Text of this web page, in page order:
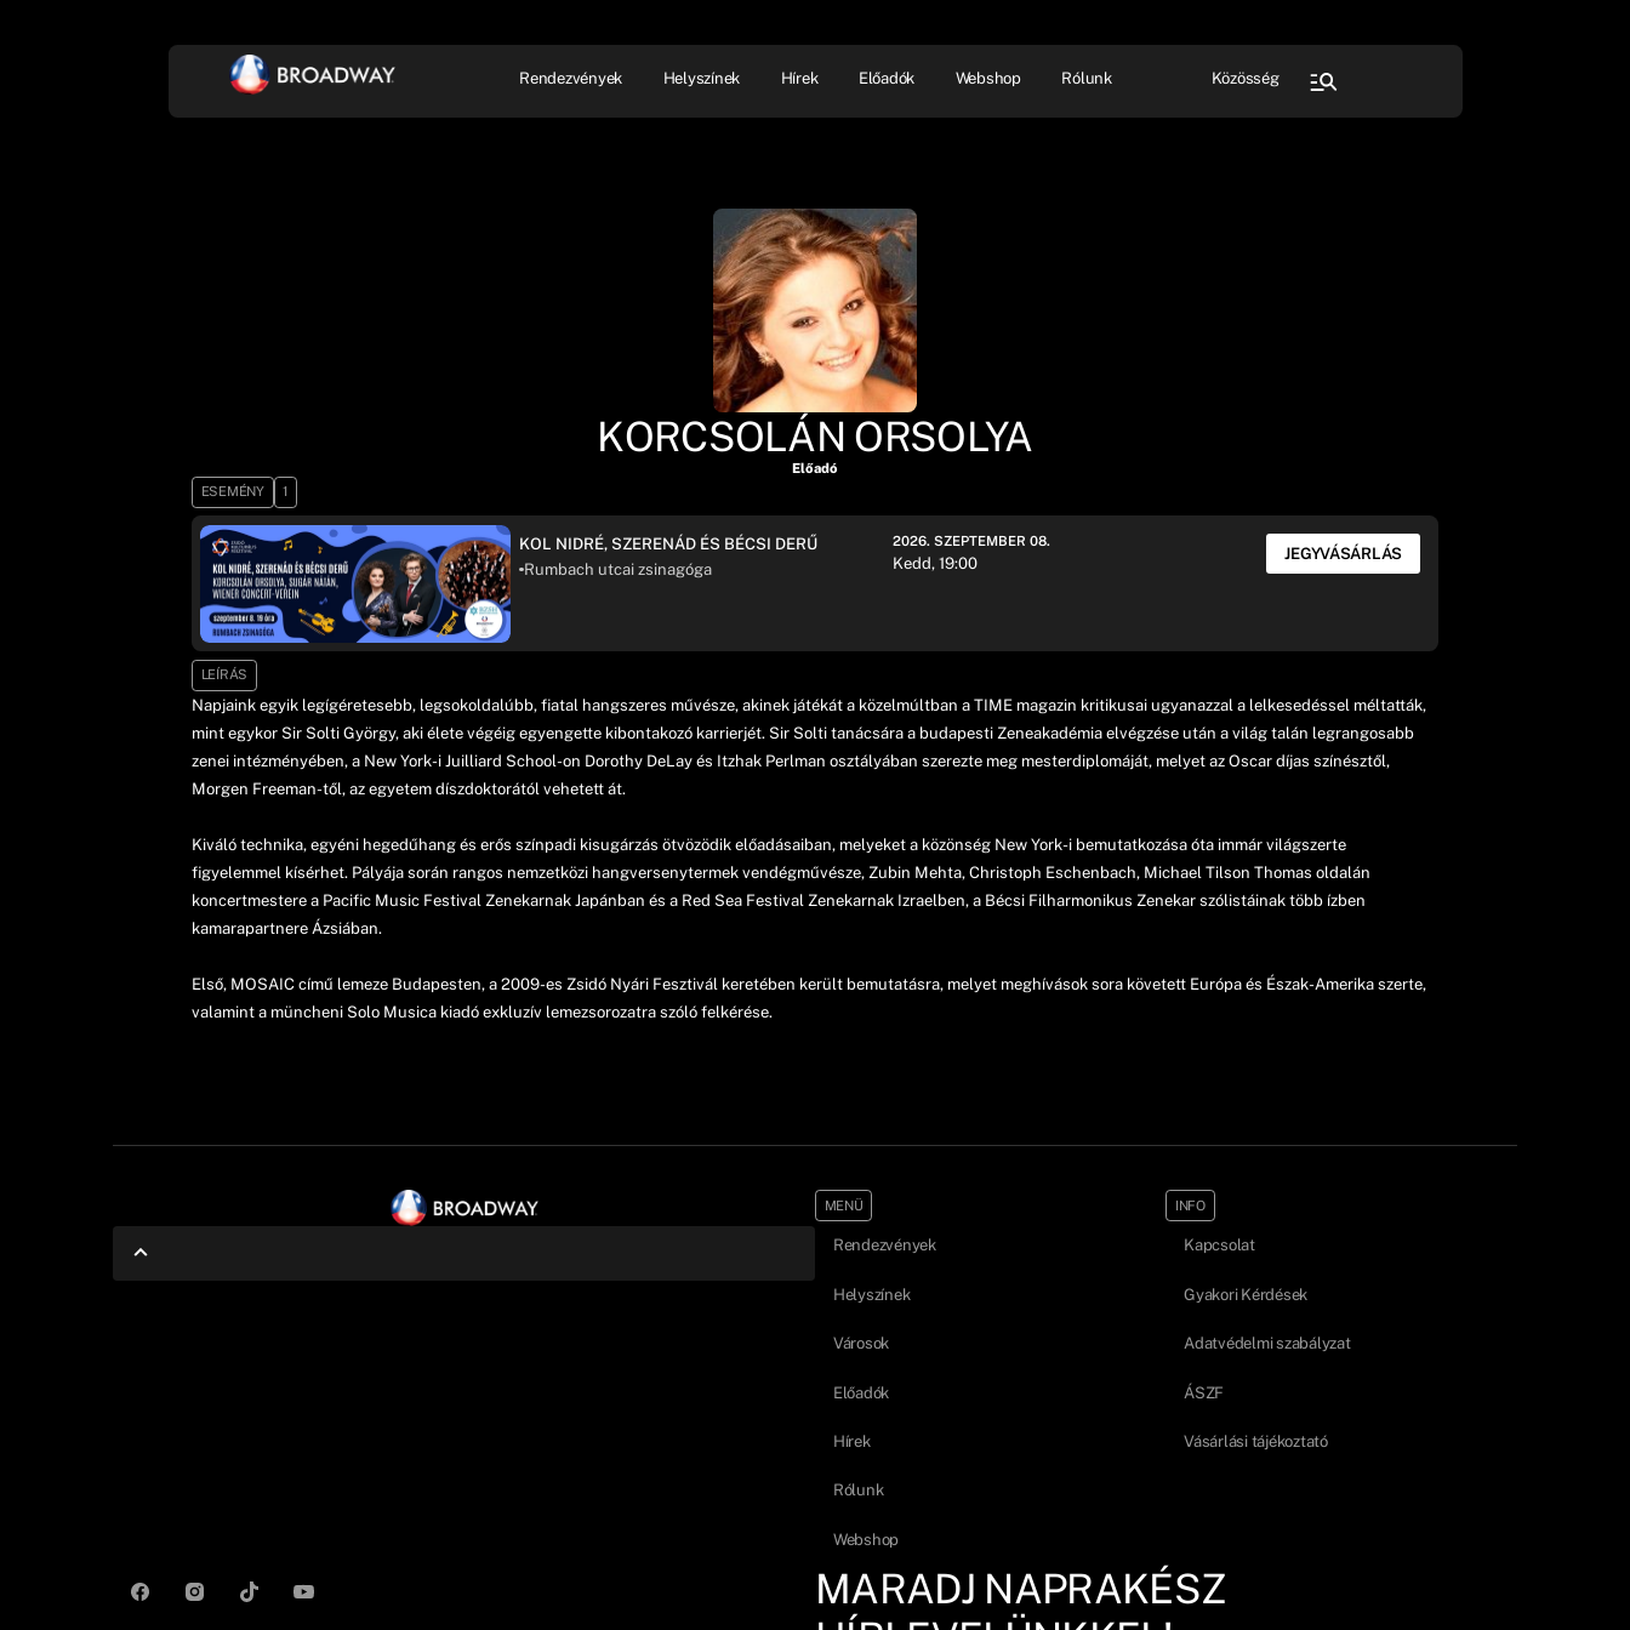
Rendezvények Helyszínek Hírek Előadók Webshop Rólunk Közösség
KORCSOLÁN ORSOLYA
Előadó
ESEMÉNY
1
KOL NIDRÉ, SZERENÁD ÉS BÉCSI DERŰ
Rumbach utcai zsinagóga
2026. SZEPTEMBER 08.
Kedd, 19:00
JEGYVÁSÁRLÁS
LEÍRÁS
Napjaink egyik legígéretesebb, legsokoldalúbb, fiatal hangszeres művésze, akinek játékát a közelmúltban a TIME magazin kritikusai ugyanazzal a lelkesedéssel méltatták,
mint egykor Sir Solti György, aki élete végéig egyengette kibontakozó karrierjét. Sir Solti tanácsára a budapesti Zeneakadémia elvégzése után a világ talán legrangosabb
zenei intézményében, a New York-i Juilliard School-on Dorothy DeLay és Itzhak Perlman osztályában szerezte meg mesterdiplomáját, melyet az Oscar díjas színésztől,
Morgen Freeman-től, az egyetem díszdoktorától vehetett át.
Kiváló technika, egyéni hegedűhang és erős színpadi kisugárzás ötvözödik előadásaiban, melyeket a közönség New York-i bemutatkozása óta immár világszerte
figyelemmel kísérhet. Pályája során rangos nemzetközi hangversenytermek vendégművésze, Zubin Mehta, Christoph Eschenbach, Michael Tilson Thomas oldalán
koncertmestere a Pacific Music Festival Zenekarnak Japánban és a Red Sea Festival Zenekarnak Izraelben, a Bécsi Filharmonikus Zenekar szólistáinak több ízben
kamarapartnere Ázsiában.
Első, MOSAIC című lemeze Budapesten, a 2009-es Zsidó Nyári Fesztivál keretében került bemutatásra, melyet meghívások sora követett Európa és Észak-Amerika szerte,
valamint a müncheni Solo Musica kiadó exkluzív lemezsorozatra szóló felkérése.
MENÜ
Rendezvények
Helyszínek
Városok
Előadók
Hírek
Rólunk
Webshop
INFO
Kapcsolat
Gyakori Kérdések
Adatvédelmi szabályzat
ÁSZF
Vásárlási tájékoztató
MARADJ NAPRAKÉSZ